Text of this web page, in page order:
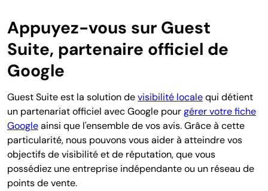
Appuyez-vous sur Guest
Suite, partenaire officiel de
Google
Guest Suite est la solution devisibilité localequi détient
un partenariat officiel avec Google pourgérer votre fiche
Googleainsi que l'ensemble de vos avis. Grâce à cette
particularité, nous pouvons vous aider à atteindre vos
objectifs de visibilité et de réputation, que vous
possédiez une entreprise indépendante ou un réseau de
points de vente.